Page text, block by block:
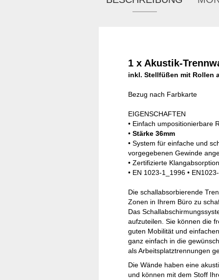
1 x Akustik-
inkl. Stellfüßen mit Rollen
Bezug nach Farbkarte
EIGENSCHAFTEN
• Einfach umpositionierbare
• Stärke 36mm
• System für einfache und
vorgegebenen Gewinde
• Zertifizierte
• EN 1023-1_1996 •
Die schallabsorbierende
Zonen in Ihrem Büro zu
Das
aufzuteilen. Sie können die
guten Mobilität und
ganz einfach in die
als Arbeitsplatztrennungen
Die Wände haben eine
und können mit dem Stoff